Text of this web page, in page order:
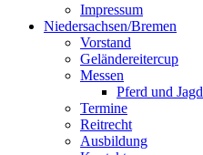
Impressum
Niedersachsen/Bremen
Vorstand
Geländereitercup
Messen
Pferd und Jagd
Termine
Reitrecht
Ausbildung